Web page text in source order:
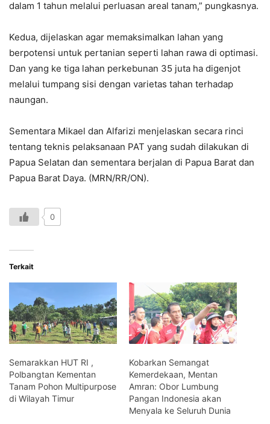
dalam 1 tahun melalui perluasan areal tanam,” pungkasnya.
Kedua, dijelaskan agar memaksimalkan lahan yang
berpotensi untuk pertanian seperti lahan rawa di optimasi.
Dan yang ke tiga lahan perkebunan 35 juta ha digenjot
melalui tumpang sisi dengan varietas tahan terhadap
naungan.
Sementara Mikael dan Alfarizi menjelaskan secara rinci
tentang teknis pelaksanaan PAT yang sudah dilakukan di
Papua Selatan dan sementara berjalan di Papua Barat dan
Papua Barat Daya. (MRN/RR/ON).
0
Terkait
Semarakkan HUT RI ,
Polbangtan Kementan
Tanam Pohon Multipurpose
di Wilayah Timur
Kobarkan Semangat
Kemerdekaan, Mentan
Amran: Obor Lumbung
Pangan Indonesia akan
Menyala ke Seluruh Dunia